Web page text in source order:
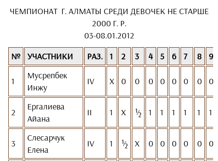
ЧЕМПИОНАТ Г. АЛМАТЫ СРЕДИ ДЕВОЧЕК НЕ СТАРШЕ
2000 Г. Р.
03-08.01.2012
№
УЧАСТНИКИ РАЗ. 1 2 3 4 5 6 7 8 9
1
Мусрепбек
Инжу
IV Х 0 0 0 0 0 0 0 0
2
Ергалиева
Айана
II 1 Х ½ 1 1 1 1 1 1
3
Слесарчук
Елена
IV 1 ½ Х 0 0 0 0 0 0